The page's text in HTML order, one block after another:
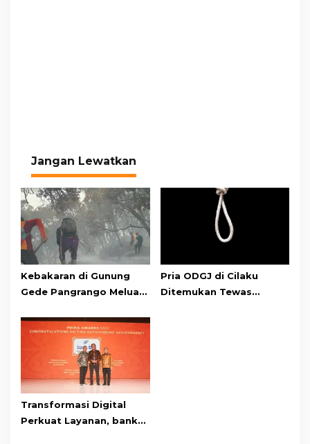
Jangan Lewatkan
Kebakaran di Gunung
Gede Pangrango Meluas,
di Area Kawah Wadon
Pria ODGJ di Cilaku
Ditemukan Tewas
Transformasi Digital
Perkuat Layanan, bank